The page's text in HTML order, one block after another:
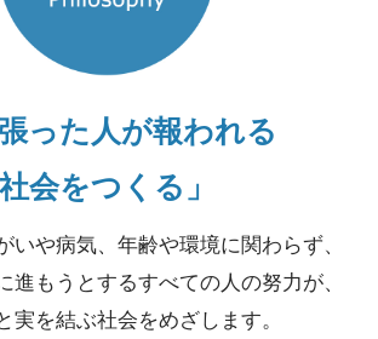
張った人が報われる
社会をつくる」
いや病気、年齢や環境に関わらず、
進もうとするすべての人の努力が、
実を結ぶ社会をめざします。